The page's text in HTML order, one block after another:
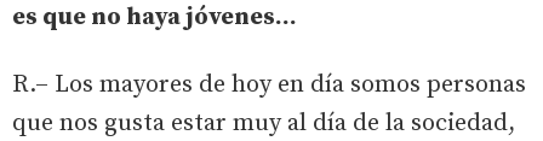
es que no haya jóvenes...
R.– Los mayores de hoy en día somos personas
que nos gusta estar muy al día de la sociedad,